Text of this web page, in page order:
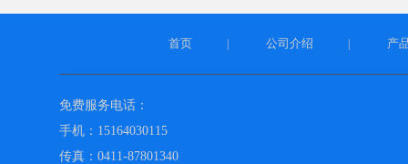
首页 公司介绍 产
免费服务电话：
手机：15164030115
传真：0411-87801340